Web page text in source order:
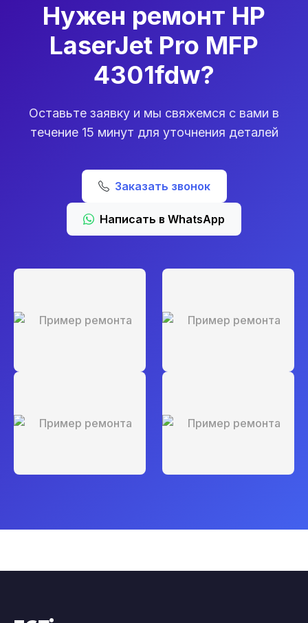
Нужен ремонт HP
LaserJet Pro MFP
4301fdw?
Оставьте заявку и мы свяжемся с вами в
течение 15 минут для уточнения деталей
Заказать звонок
Написать в WhatsApp